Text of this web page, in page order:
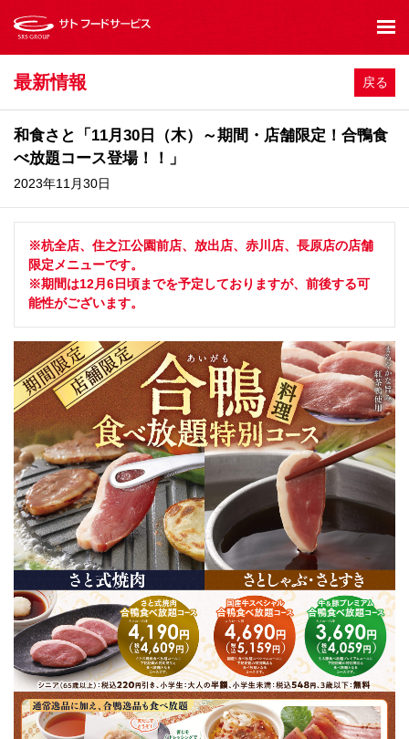
最新情報 戻る
和食さと「11月30日（木）～期間・店舗限定！合鴨食
べ放題コース登場！！」
2023年11月30日
※杭全店、住之江公園前店、放出店、赤川店、長原店の店舗
限定メニューです。
※期間は12月6日頃までを予定しておりますが、前後する可
能性がございます。